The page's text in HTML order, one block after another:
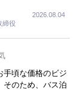
締役
2026.08.04
手頃な価格のビジ
そのため、バス泊